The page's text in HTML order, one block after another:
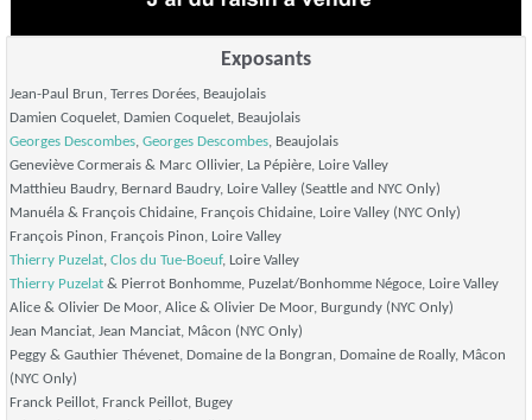
Exposants
Jean-Paul Brun, Terres Dorées, Beaujolais
Damien Coquelet, Damien Coquelet, Beaujolais
Georges Descombes, Georges Descombes, Beaujolais
Geneviève Cormerais & Marc Ollivier, La Pépière, Loire Valley
Matthieu Baudry, Bernard Baudry, Loire Valley (Seattle and NYC Only)
Manuéla & François Chidaine, François Chidaine, Loire Valley (NYC Only)
François Pinon, François Pinon, Loire Valley
Thierry Puzelat, Clos du Tue-Boeuf, Loire Valley
Thierry Puzelat & Pierrot Bonhomme, Puzelat/Bonhomme Négoce, Loire Valley
Alice & Olivier De Moor, Alice & Olivier De Moor, Burgundy (NYC Only)
Jean Manciat, Jean Manciat, Mâcon (NYC Only)
Peggy & Gauthier Thévenet, Domaine de la Bongran, Domaine de Roally, Mâcon
(NYC Only)
Franck Peillot, Franck Peillot, Bugey